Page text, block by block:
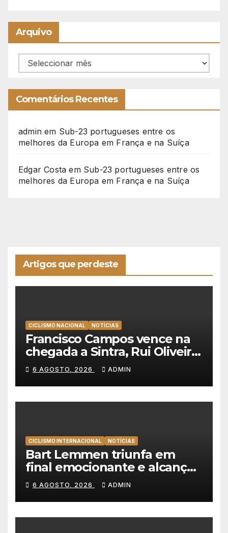
Arquivo
Arquivo
Comentários Recentes
admin em Sub-23 portugueses entre os
melhores da Europa em França e na Suíça
Edgar Costa em Sub-23 portugueses entre os
melhores da Europa em França e na Suíça
Artigos que perdeste
CICLISMO NACIONAL NOTÍCIAS
Francisco Campos vence na
chegada a Sintra, Rui Oliveira
veste de amarelo na Volta a
Portugal
6 AGOSTO, 2026 ADMIN
CICLISMO INTERNACIONAL NOTÍCIAS
Bart Lemmen triunfa em
final emocionante e alcança
a primeira vitória da carreira
na Volta à Polónia
6 AGOSTO, 2026 ADMIN